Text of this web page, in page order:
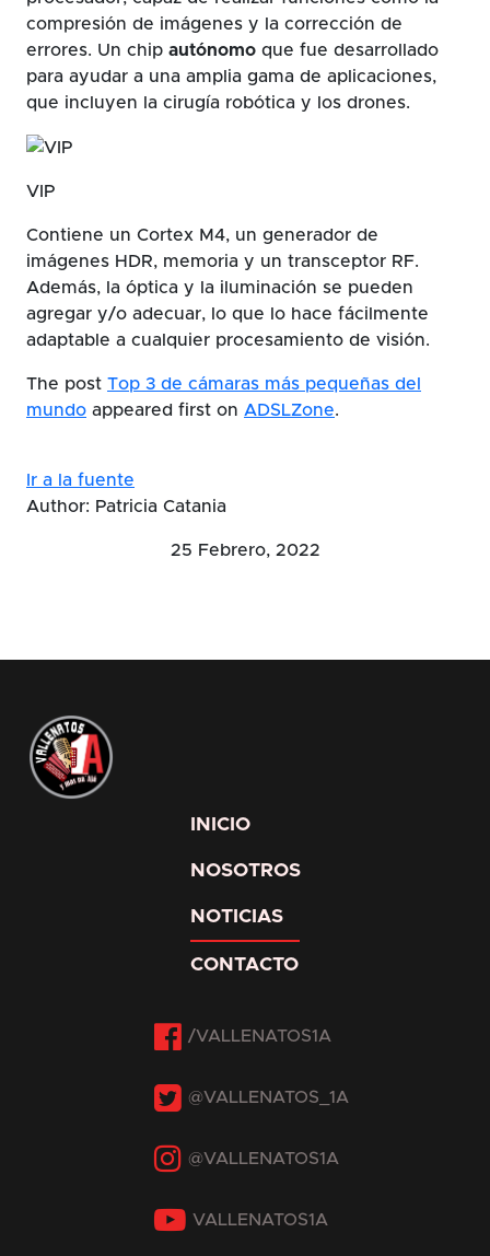
compresión de imágenes y la corrección de
errores. Un chip autónomo que fue desarrollado
para ayudar a una amplia gama de aplicaciones,
que incluyen la cirugía robótica y los drones.
VIP
Contiene un Cortex M4, un generador de
imágenes HDR, memoria y un transceptor RF.
Además, la óptica y la iluminación se pueden
agregar y/o adecuar, lo que lo hace fácilmente
adaptable a cualquier procesamiento de visión.
The post Top 3 de cámaras más pequeñas del
mundo appeared first on ADSLZone.
Ir a la fuente
Author: Patricia Catania
25 Febrero, 2022
INICIO
NOSOTROS
NOTICIAS
CONTACTO